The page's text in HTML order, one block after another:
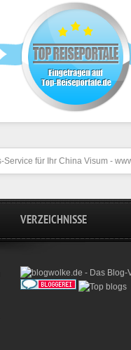
Service für Ihr China Visum -
VERZEICHNISSE